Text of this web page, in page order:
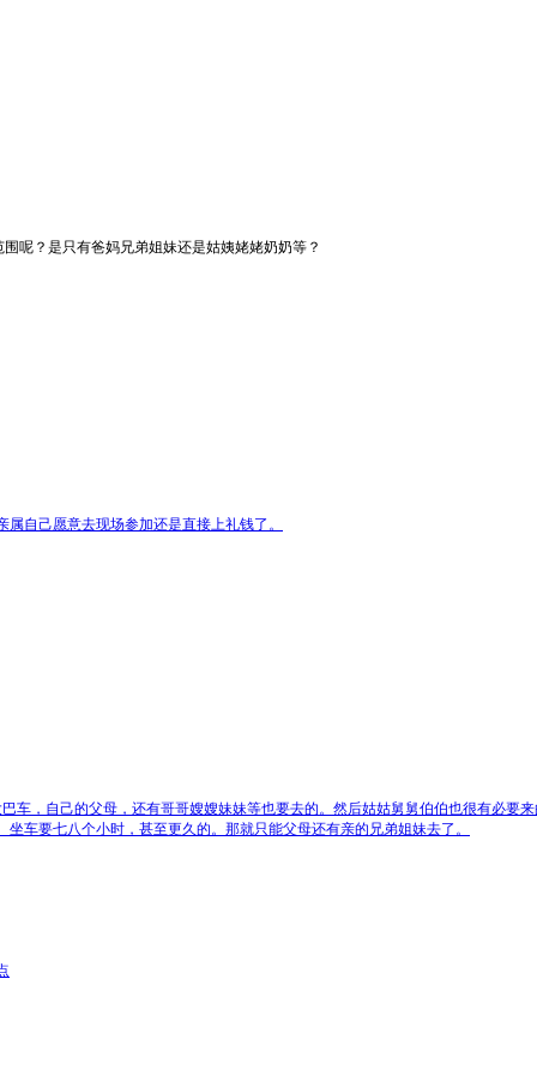
呢？是只有爸妈兄弟姐妹还是姑姨姥姥奶奶等？
自己愿意去现场参加还是直接上礼钱了。
车，自己的父母，还有哥哥嫂嫂妹妹等也要去的。然后姑姑舅舅伯伯也很有必要
车要七八个小时，甚至更久的。那就只能父母还有亲的兄弟姐妹去了。